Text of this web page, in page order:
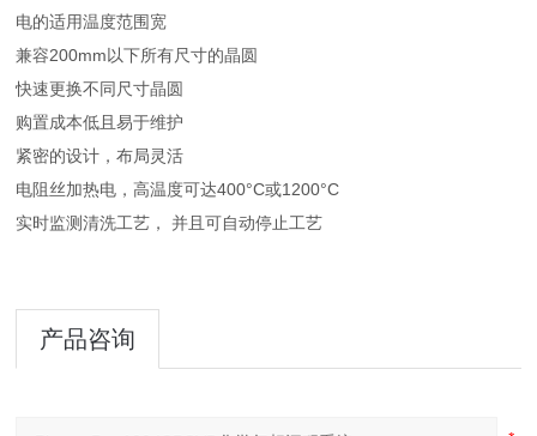
电的适用温度范围宽
兼容200mm以下所有尺寸的晶圆
快速更换不同尺寸晶圆
购置成本低且易于维护
紧密的设计，布局灵活
电阻丝加热电，高温度可达400°C或1200°C
实时监测清洗工艺， 并且可自动停止工艺
产品咨询